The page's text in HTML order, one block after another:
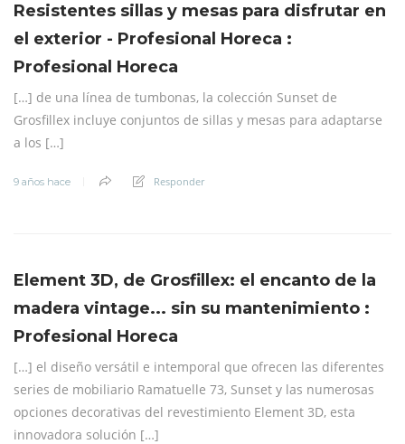
Resistentes sillas y mesas para disfrutar en
el exterior - Profesional Horeca :
Profesional Horeca
[…] de una línea de tumbonas, la colección Sunset de
Grosfillex incluye conjuntos de sillas y mesas para adaptarse
a los […]
9 años hace Responder
Element 3D, de Grosfillex: el encanto de la
madera vintage... sin su mantenimiento :
Profesional Horeca
[…] el diseño versátil e intemporal que ofrecen las diferentes
series de mobiliario Ramatuelle 73, Sunset y las numerosas
opciones decorativas del revestimiento Element 3D, esta
innovadora solución […]